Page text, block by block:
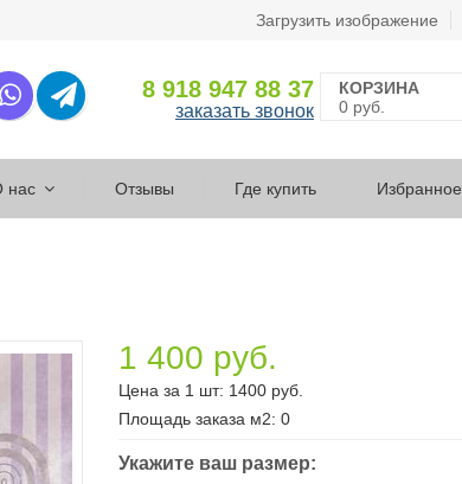
Загрузить изображение
8 918 947 88 37
заказать звонок
КОРЗИНА
0 руб.
нас Отзывы Где купить Избранное
1 400 руб.
Цена за 1 шт: 1400 руб.
Площадь заказа м2: 0
Укажите ваш размер: